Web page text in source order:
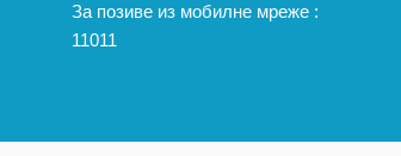
За позиве из мобилне мреже :
11011